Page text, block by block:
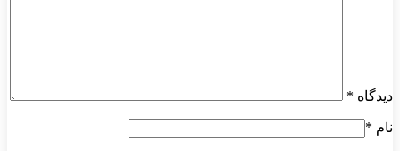
دیدگاه *
نام *